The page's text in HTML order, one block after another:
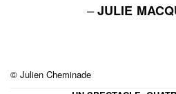
–JULIE
© Julien Cheminade